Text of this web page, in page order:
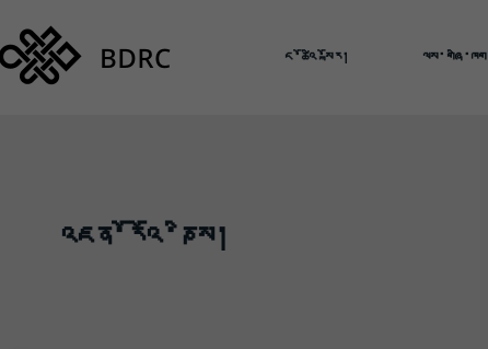
ང་ཚོའི་སྐོར། ལས་གཞི་ཁག
འཇན་རོའོ་ཎིས།